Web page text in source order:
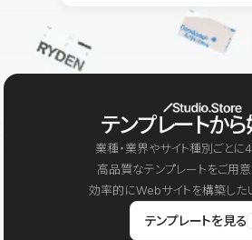
テンプレートか
業種・業界やサイト種別ごとに
高品質なテンプレートをご用意
効率的にWebサイトを構築した
テンプレートを見る